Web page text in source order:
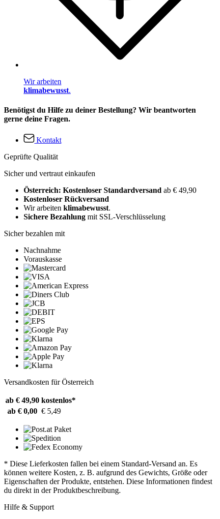
Wir arbeiten
klimabewusst.
Benötigst du Hilfe zu deiner Bestellung? Wir beantworten
gerne deine Fragen.
Kontakt
Geprüfte Qualität
Sicher und vertraut einkaufen
Österreich: Kostenloser Standardversand ab € 49,90
Kostenloser Rückversand
Wir arbeiten klimabewusst.
Sichere Bezahlung mit SSL-Verschlüsselung
Sicher bezahlen mit
Nachnahme
Vorauskasse
Versandkosten für Österreich
ab € 49,90 kostenlos*
ab € 0,00 € 5,49
* Diese Lieferkosten fallen bei einem Standard-Versand an. Es
können weitere Kosten, z. B. aufgrund des Gewichts, Größe oder
Eigenschaften der Produkte, entstehen. Diese Informationen findest
du direkt in der Produktbeschreibung.
Hilfe & Support